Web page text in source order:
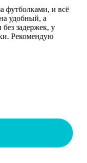
футболками, и всё
удобный, а
задержек, у
Рекомендую